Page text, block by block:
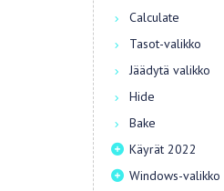
Calculate
Tasot-valikko
Jäädytä valikko
Hide
Bake
Käyrät 2022
Windows-valikko